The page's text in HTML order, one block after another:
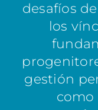
desafíos
los
gestión
como